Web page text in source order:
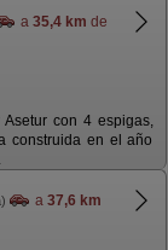
a 35,4 km de
con 4 espigas,
construida en el año
a 37,6 km